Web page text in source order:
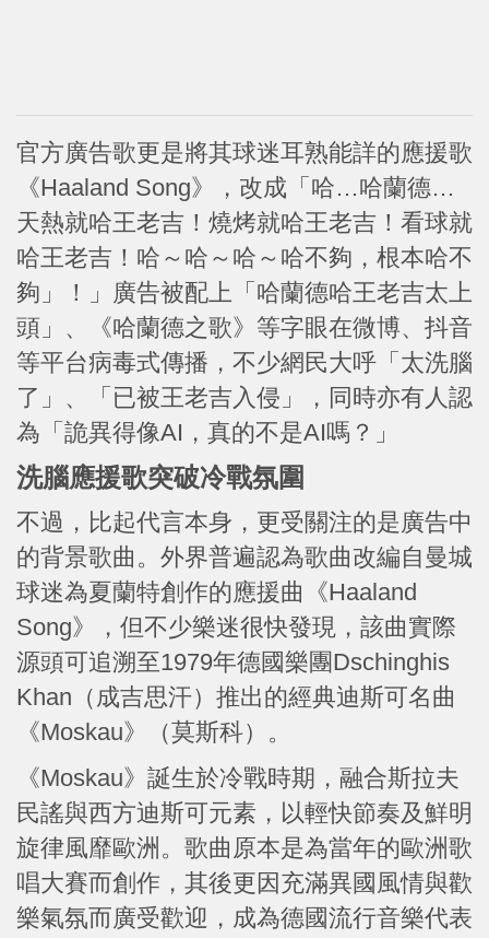
官方廣告歌更是將其球迷耳熟能詳的應援歌
《Haaland Song》，改成「哈…哈蘭德…
天熱就哈王老吉！燒烤就哈王老吉！看球就
哈王老吉！哈～哈～哈～哈不夠，根本哈不
夠」！」廣告被配上「哈蘭德哈王老吉太上
頭」、《哈蘭德之歌》等字眼在微博、抖音
等平台病毒式傳播，不少網民大呼「太洗腦
了」、「已被王老吉入侵」，同時亦有人認
為「詭異得像AI，真的不是AI嗎？」
洗腦應援歌突破冷戰氛圍
不過，比起代言本身，更受關注的是廣告中
的背景歌曲。外界普遍認為歌曲改編自曼城
球迷為夏蘭特創作的應援曲《Haaland
Song》，但不少樂迷很快發現，該曲實際
源頭可追溯至1979年德國樂團Dschinghis
Khan（成吉思汗）推出的經典迪斯可名曲
《Moskau》（莫斯科）。
《Moskau》誕生於冷戰時期，融合斯拉夫
民謠與西方迪斯可元素，以輕快節奏及鮮明
旋律風靡歐洲。歌曲原本是為當年的歐洲歌
唱大賽而創作，其後更因充滿異國風情與歡
樂氣氛而廣受歡迎，成為德國流行音樂代表